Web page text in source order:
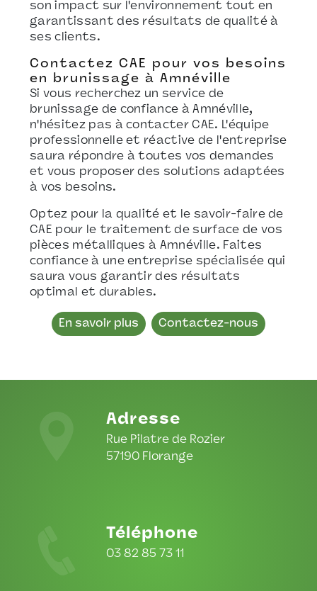
son impact sur l'environnement tout en
garantissant des résultats de qualité à
ses clients.
Contactez CAE pour vos besoins
en brunissage à Amnéville
Si vous recherchez un service de
brunissage de confiance à Amnéville,
n'hésitez pas à contacter CAE. L'équipe
professionnelle et réactive de l'entreprise
saura répondre à toutes vos demandes
et vous proposer des solutions adaptées
à vos besoins.
Optez pour la qualité et le savoir-faire de
CAE pour le traitement de surface de vos
pièces métalliques à Amnéville. Faites
confiance à une entreprise spécialisée qui
saura vous garantir des résultats
optimal et durables.
En savoir plus Contactez-nous
Adresse
Rue Pilatre de Rozier
57190 Florange
Téléphone
03 82 85 73 11